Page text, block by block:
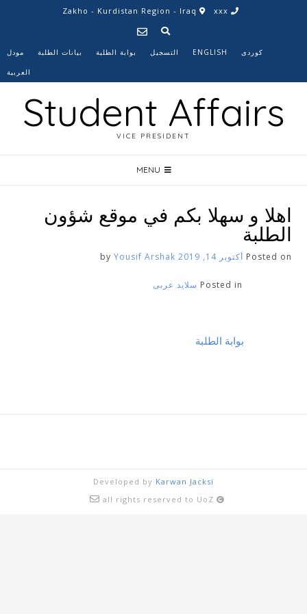
مودل بیانات الطلبة بوابة الطلبة التسجیل ENGLISH کوردی
العربية
Student Affairs
VICE PRESIDENT
MENU
اهلا و سهلا بکم في موقع شؤون
الطلبة
Posted on أكتوبر 14, 2019 Yousif Arshak
Posted in سلاید عربی
تصفّح
المقالات
بوابة الطلبة
Developed by Karwan Jacksi